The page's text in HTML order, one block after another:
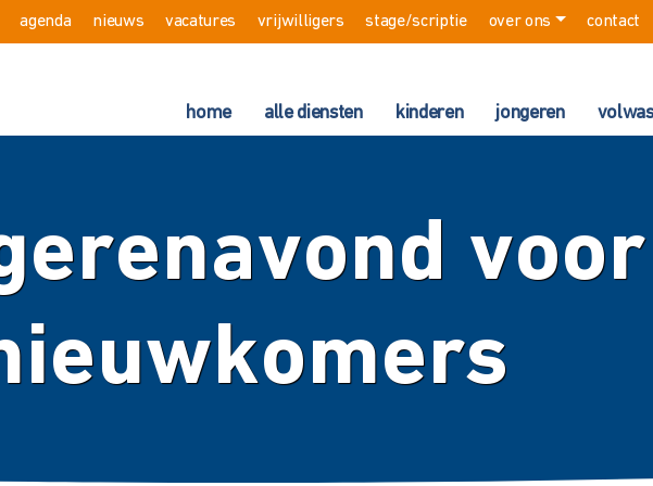
agenda nieuws vacatures vrijwilligers stage/scriptie over ons contact
home alle diensten kinderen jongeren
voor